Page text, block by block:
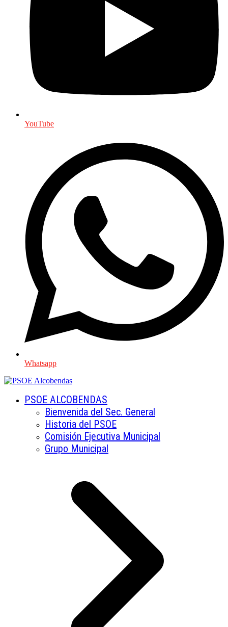
YouTube
Whatsapp
PSOE ALCOBENDAS
Bienvenida del Sec. General
Historia del PSOE
Comisión Ejecutiva Municipal
Grupo Municipal